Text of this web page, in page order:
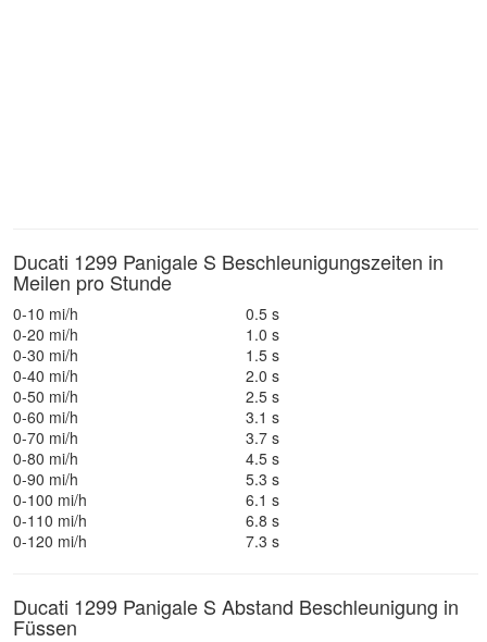
Ducati 1299 Panigale S Beschleunigungszeiten in
Meilen pro Stunde
0-10 mi/h
0.5 s
0-20 mi/h
1.0 s
0-30 mi/h
1.5 s
0-40 mi/h
2.0 s
0-50 mi/h
2.5 s
0-60 mi/h
3.1 s
0-70 mi/h
3.7 s
0-80 mi/h
4.5 s
0-90 mi/h
5.3 s
0-100 mi/h
6.1 s
0-110 mi/h
6.8 s
0-120 mi/h
7.3 s
Ducati 1299 Panigale S Abstand Beschleunigung in
Füssen